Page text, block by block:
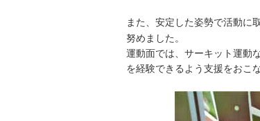
また、安定した姿勢で活動に
努めました。
運動面では、サーキット運動
を経験できるよう支援をおこ